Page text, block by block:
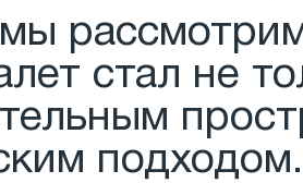
стал не
подходом.